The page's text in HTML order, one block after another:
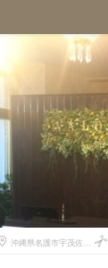
沖縄県名護市宇茂佐の